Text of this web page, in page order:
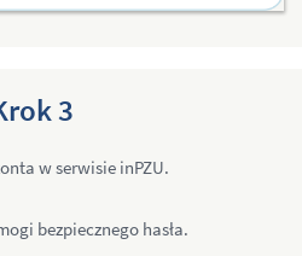
3
w serwisie inPZU.
bezpiecznego hasła.